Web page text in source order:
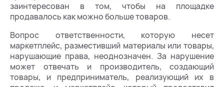
заинтересован в том, чтобы на площадке
продавалось как можно больше товаров.
Вопрос ответственности, которую несет
маркетплейс, разместивший материалы или товары,
нарушающие права, неоднозначен. За нарушение
может отвечать и производитель, создающий
товары, и предприниматель, реализующий их в